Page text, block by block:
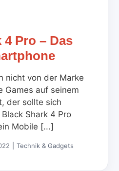
Pro – Das
nicht von der Marke
Games auf seinem
der sollte sich
Shark 4 Pro
Mobile [...]
Technik & Gadgets